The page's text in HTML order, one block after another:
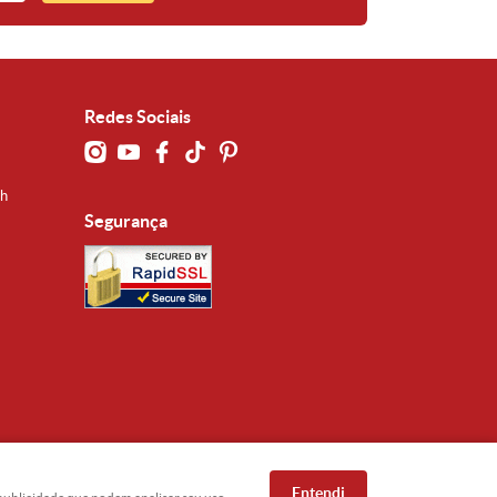
Redes Sociais
Segurança
Entendi